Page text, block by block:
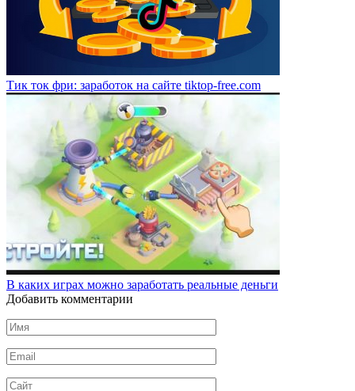
Тик ток фри: заработок на сайте tiktop-free.com
В каких играх можно заработать реальные деньги
Добавить комментарии
Имя
*
Email
*
Сайт